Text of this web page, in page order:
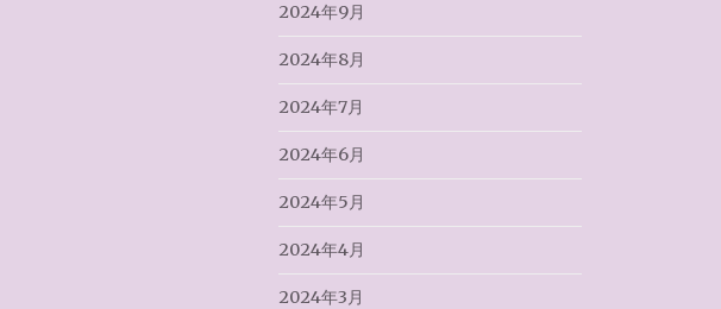
2024年9月
2024年8月
2024年7月
2024年6月
2024年5月
2024年4月
2024年3月